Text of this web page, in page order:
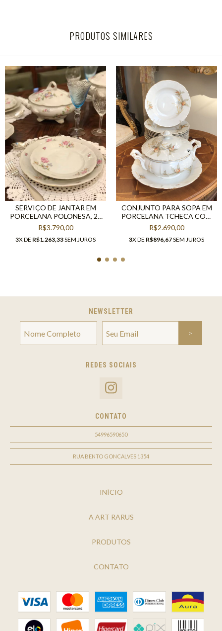
PRODUTOS SIMILARES
SERVIÇO DE JANTAR EM
PORCELANA POLONESA, 24
PEÇAS
R$3.790,00
3X DE R$1.263,33SEM JUROS
CONJUNTO PARA SOPA EM
PORCELANA TCHECA COM
14 PEÇAS
R$2.690,00
3X DE R$896,67SEM JUROS
NEWSLETTER
REDES SOCIAIS
CONTATO
54996590650
RUA BENTO GONCALVES 1354
INÍCIO
A ART RARUS
PRODUTOS
CONTATO